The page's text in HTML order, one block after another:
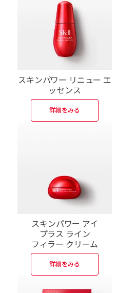
スキンパワー リニュー エ
ッセンス
詳細をみる
スキンパワー アイ
プラス ライン
フィラー クリーム
詳細をみる